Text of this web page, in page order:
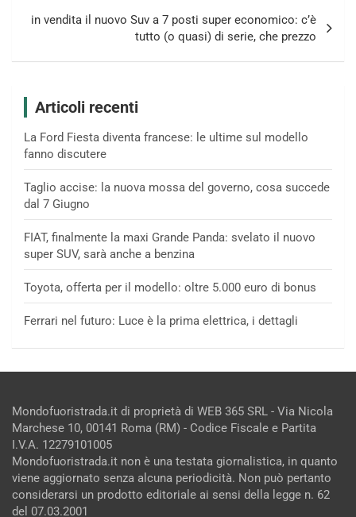
in vendita il nuovo Suv a 7 posti super economico: c’è
tutto (o quasi) di serie, che prezzo
Articoli recenti
La Ford Fiesta diventa francese: le ultime sul modello
fanno discutere
Taglio accise: la nuova mossa del governo, cosa succede
dal 7 Giugno
FIAT, finalmente la maxi Grande Panda: svelato il nuovo
super SUV, sarà anche a benzina
Toyota, offerta per il modello: oltre 5.000 euro di bonus
Ferrari nel futuro: Luce è la prima elettrica, i dettagli
Mondofuoristrada.it di proprietà di WEB 365 SRL - Via Nicola
Marchese 10, 00141 Roma (RM) - Codice Fiscale e Partita
I.V.A. 12279101005
Mondofuoristrada.it non è una testata giornalistica, in quanto
viene aggiornato senza alcuna periodicità. Non può pertanto
considerarsi un prodotto editoriale ai sensi della legge n. 62
del 07.03.2001